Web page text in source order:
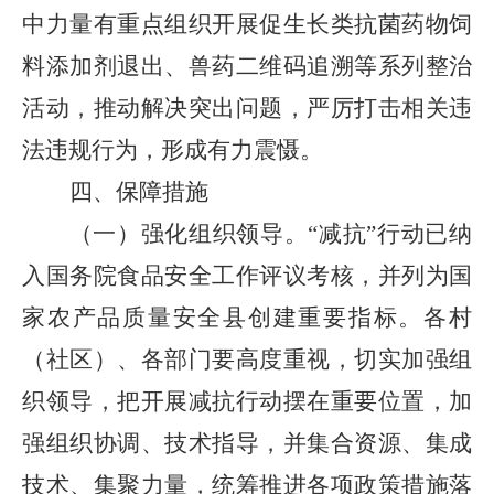
中力量有重点组织开展促生长类抗菌药物饲
料添加剂退出、兽药二维码追溯等系列整治
活动，推动解决突出问题，严厉打击相关违
法违规行为，形成有力震慑。
四、保障措施
（一）强化组织领导。 “减抗”行动已纳
入国务院食品安全工作评议考核，并列为国
家农产品质量安全县创建重要指标。各村
（社区）、各部门要高度重视，切实加强组
织领导，把开展减抗行动摆在重要位置，加
强组织协调、技术指导，并集合资源、集成
技术、集聚力量，统筹推进各项政策措施落